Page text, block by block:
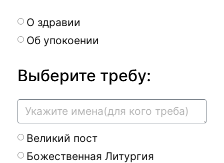
О здравии
Об упокоении
Выберите требу:
Великий пост
Божественная Литургия